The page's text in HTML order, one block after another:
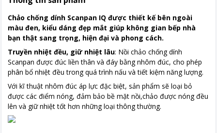
Chảo chống dính Scanpan IQ được thiết kế bên ngoài
màu đen, kiểu dáng đẹp mắt giúp không gian bếp nhà
bạn thật sang trọng, hiện đại và phong cách.
Truyền nhiệt đều, giữ nhiệt lâu: Nồi chảo chống dính
Scanpan được đúc liền thân và đáy bằng nhôm đúc, cho phép
phân bổ nhiệt đều trong quá trình nấu và tiết kiệm năng lượng.
Với kĩ thuật nhôm đúc áp lực đặc biệt, sản phẩm sẽ loại bỏ
được các điểm nóng, đảm bảo bề mặt nồi,chảo được nóng đều
lên và giữ nhiệt tốt hơn những loại thông thường.